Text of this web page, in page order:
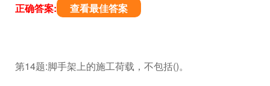
正确答案: 查看最佳答案
第14题:脚手架上的施工荷载，不包括()。